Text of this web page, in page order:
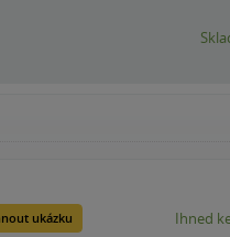
ukázku Ihned